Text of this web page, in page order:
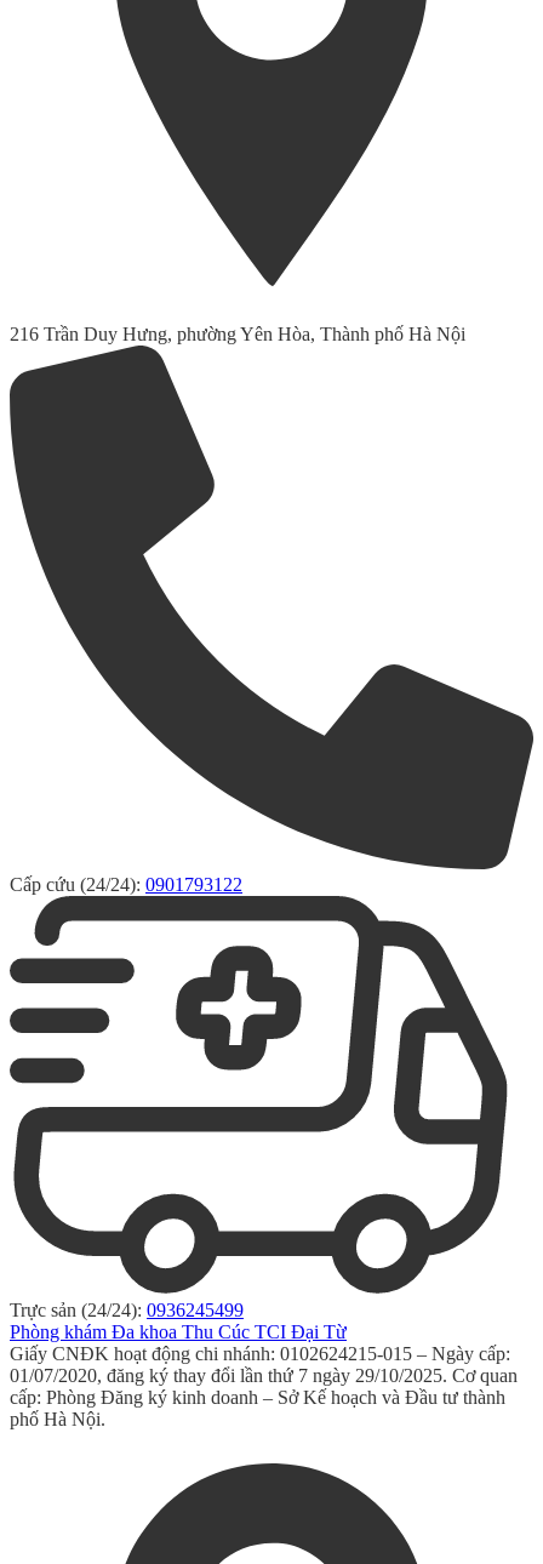
216 Trần Duy Hưng, phường Yên Hòa, Thành phố Hà Nội
Cấp cứu (24/24): 0901793122
Trực sản (24/24): 0936245499
Phòng khám Đa khoa Thu Cúc TCI Đại Từ
Giấy CNĐK hoạt động chi nhánh: 0102624215-015 – Ngày cấp:
01/07/2020, đăng ký thay đổi lần thứ 7 ngày 29/10/2025. Cơ quan
cấp: Phòng Đăng ký kinh doanh – Sở Kế hoạch và Đầu tư thành
phố Hà Nội.